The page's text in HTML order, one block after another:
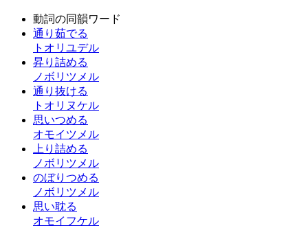
動詞の同韻ワード
通り茹でる
トオリユデル
昇り詰める
ノボリツメル
通り抜ける
トオリヌケル
思いつめる
オモイツメル
上り詰める
ノボリツメル
のぼりつめる
ノボリツメル
思い耽る
オモイフケル